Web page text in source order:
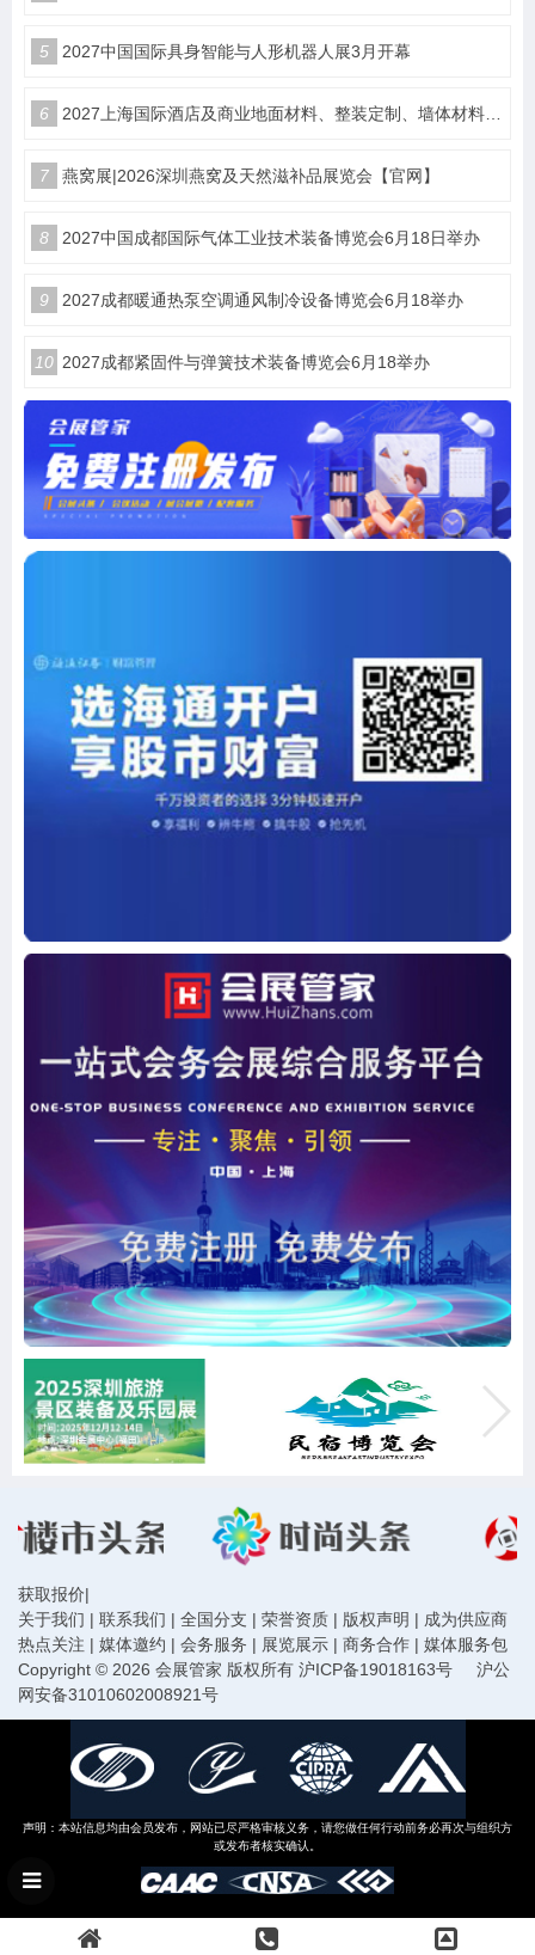
5 2027中国国际具身智能与人形机器人展3月开幕
6 2027上海国际酒店及商业地面材料、整装定制、墙体材料及精品设计、智慧酒店、照明及智能控制博览会 展位火热销售中！
7 燕窝展|2026深圳燕窝及天然滋补品展览会【官网】
8 2027中国成都国际气体工业技术装备博览会6月18日举办
9 2027成都暖通热泵空调通风制冷设备博览会6月18举办
10 2027成都紧固件与弹簧技术装备博览会6月18举办
获取报价|
关于我们 | 联系我们 | 全国分支 | 荣誉资质 | 版权声明 | 成为供应商
热点关注 | 媒体邀约 | 会务服务 | 展览展示 | 商务合作 | 媒体服务包
Copyright © 2026 会展管家 版权所有 沪ICP备19018163号
沪公
网安备31010602008921号
声明：本站信息均由会员发布，网站已尽严格审核义务，请您做任何行动前务必再次与组织方
或发布者核实确认。